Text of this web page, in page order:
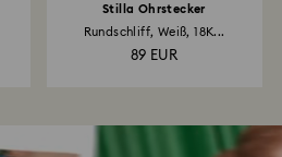
Stilla Ohrstecker
Rundschliff, Weiß, 18K...
89 EUR